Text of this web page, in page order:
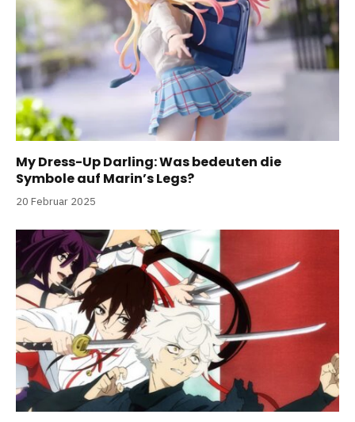
My Dress-Up Darling: Was bedeuten die
Symbole auf Marin’s Legs?
20 Februar 2025